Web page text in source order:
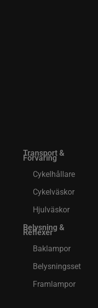
Transport &
Förvaring
Cykelhållare
Cykelväskor
Hjulväskor
Belysning &
Reflexer
Baklampor
Belysningsset
Framlampor